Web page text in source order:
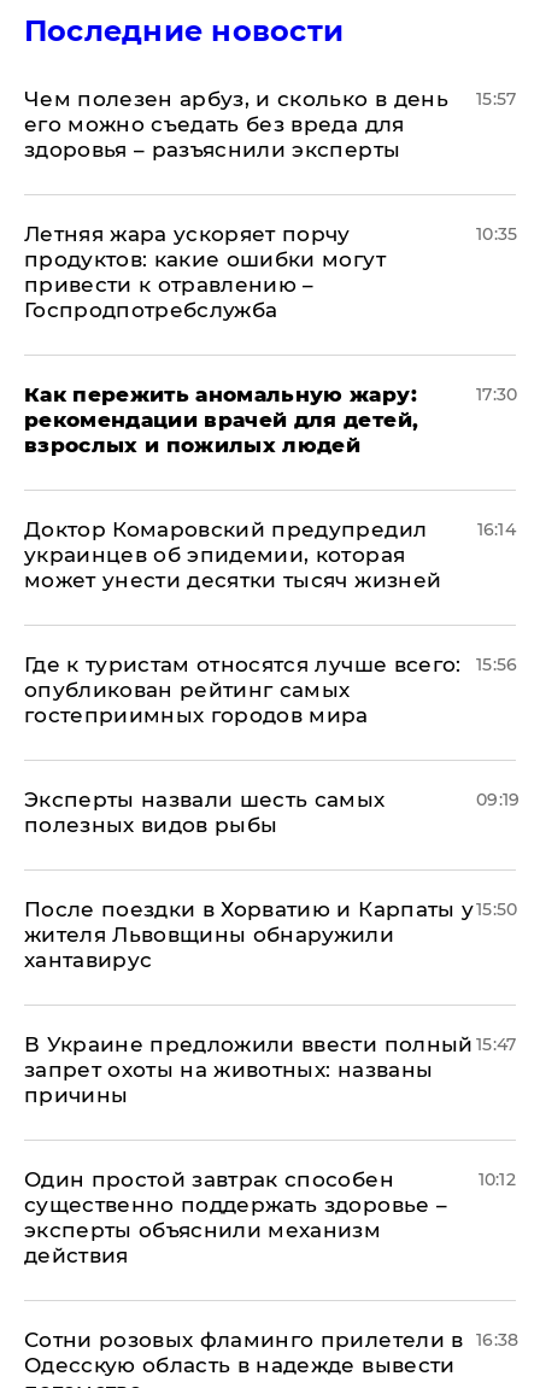
Последние новости
Чем полезен арбуз, и сколько в день
его можно съедать без вреда для
здоровья – разъяснили эксперты
15:57
Летняя жара ускоряет порчу
продуктов: какие ошибки могут
привести к отравлению –
Госпродпотребслужба
10:35
Как пережить аномальную жару:
рекомендации врачей для детей,
взрослых и пожилых людей
17:30
Доктор Комаровский предупредил
украинцев об эпидемии, которая
может унести десятки тысяч жизней
16:14
Где к туристам относятся лучше всего:
опубликован рейтинг самых
гостеприимных городов мира
15:56
Эксперты назвали шесть самых
полезных видов рыбы
09:19
После поездки в Хорватию и Карпаты у
жителя Львовщины обнаружили
хантавирус
15:50
В Украине предложили ввести полный
запрет охоты на животных: названы
причины
15:47
Один простой завтрак способен
существенно поддержать здоровье –
эксперты объяснили механизм
действия
10:12
Сотни розовых фламинго прилетели в
Одесскую область в надежде вывести
16:38